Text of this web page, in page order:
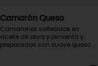
Camarón Queso
Camarones salteados en
aceite de oliva y pimienta y
preparados con suave queso